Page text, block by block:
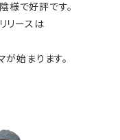
様で好評です。
リースは
始まります。